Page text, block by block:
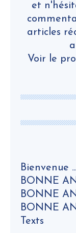
Bienvenue
BONNE
BONNE
BONNE
Texts
et
articles
Voir le